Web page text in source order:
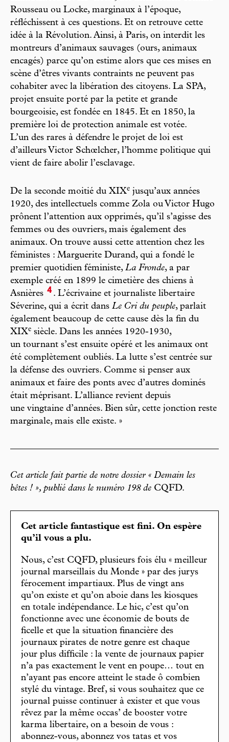
Rousseau ou Locke, marginaux à l’époque,
réfléchissent à ces questions. Et on retrouve cette
idée à la Révolution. Ainsi, à Paris, on interdit les
montreurs d’animaux sauvages (ours, animaux
encagés) parce qu’on estime alors que ces mises en
scène d’êtres vivants contraints ne peuvent pas
cohabiter avec la libération des citoyens. La SPA,
projet ensuite porté par la petite et grande
bourgeoisie, est fondée en 1845. Et en 1850, la
première loi de protection animale est votée.
L’un des rares à défendre le projet de loi est
d’ailleurs Victor Schœlcher, l’homme politique qui
vient de faire abolir l’esclavage.
De la seconde moitié du XIXe jusqu’aux années
1920, des intellectuels comme Zola ou Victor Hugo
prônent l’attention aux opprimés, qu’il s’agisse des
femmes ou des ouvriers, mais également des
animaux. On trouve aussi cette attention chez les
féministes : Marguerite Durand, qui a fondé le
premier quotidien féministe, La Fronde, a par
exemple créé en 1899 le cimetière des chiens à
Asnières 4. L’écrivaine et journaliste libertaire
Séverine, qui a écrit dans Le Cri du peuple, parlait
également beaucoup de cette cause dès la fin du
XIXe siècle. Dans les années 1920-1930,
un tournant s’est ensuite opéré et les animaux ont
été complètement oubliés. La lutte s’est centrée sur
la défense des ouvriers. Comme si penser aux
animaux et faire des ponts avec d’autres dominés
était méprisant. L’alliance revient depuis
une vingtaine d’années. Bien sûr, cette jonction reste
marginale, mais elle existe. »
Cet article fait partie de notre dossier « Demain les
bêtes ! », publié dans le numéro 198 de CQFD.
Cet article fantastique est fini. On espère
qu’il vous a plu.
Nous, c’est CQFD, plusieurs fois élu « meilleur
journal marseillais du Monde » par des jurys
férocement impartiaux. Plus de vingt ans
qu’on existe et qu’on aboie dans les kiosques
en totale indépendance. Le hic, c’est qu’on
fonctionne avec une économie de bouts de
ficelle et que la situation financière des
journaux pirates de notre genre est chaque
jour plus difficile : la vente de journaux papier
n’a pas exactement le vent en poupe… tout en
n’ayant pas encore atteint le stade ô combien
stylé du vintage. Bref, si vous souhaitez que ce
journal puisse continuer à exister et que vous
rêvez par la même occas’ de booster votre
karma libertaire, on a besoin de vous :
abonnez-vous, abonnez vos tatas et vos